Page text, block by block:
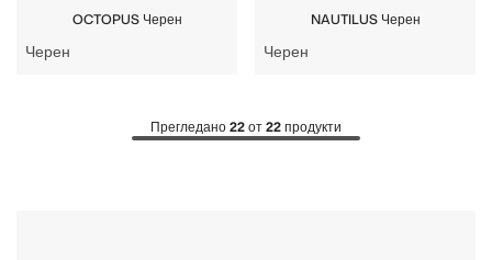
OCTOPUS Черен
Черен
NAUTILUS Черен
Черен
Прегледано22от22продукти